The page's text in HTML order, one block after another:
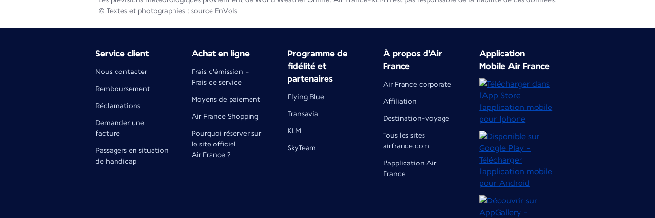
© Textes et photographies : source EnVols
Service client
Nous contacter
Remboursement
Réclamations
Demander une
facture
Passagers en situation
de handicap
Achat en ligne
Frais d'émission -
Frais de service
Moyens de paiement
Air France Shopping
Pourquoi réserver sur
le site officiel
Air France ?
Programme de
fidélité et
partenaires
Flying Blue
Transavia
KLM
SkyTeam
À propos d'Air
France
Air France corporate
Affiliation
Destination-voyage
Tous les sites
airfrance.com
L'application Air
France
Application
Mobile Air France